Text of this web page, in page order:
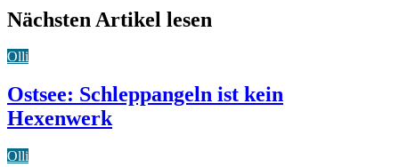
Nächsten Artikel lesen
Olli
Ostsee: Schleppangeln ist kein
Hexenwerk
Olli